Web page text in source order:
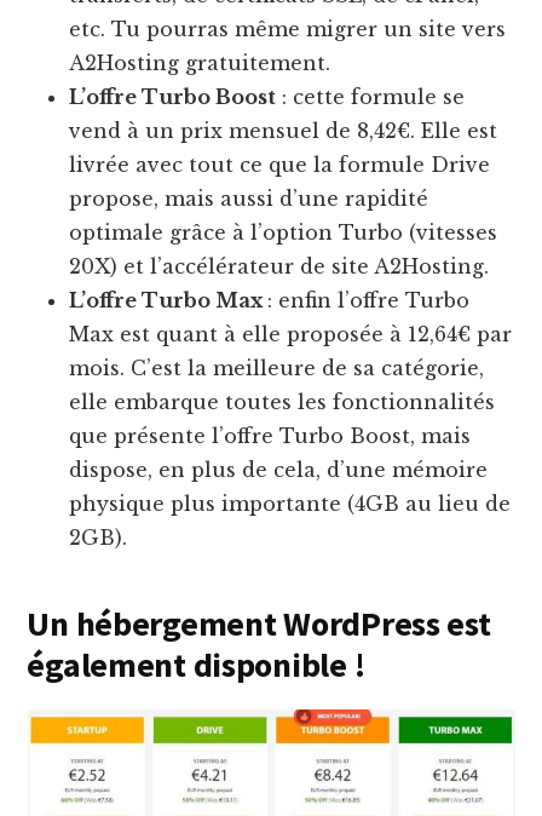
etc. Tu pourras même migrer un site vers
A2Hosting gratuitement.
L’offre Turbo Boost : cette formule se
vend à un prix mensuel de 8,42€. Elle est
livrée avec tout ce que la formule Drive
propose, mais aussi d’une rapidité
optimale grâce à l’option Turbo (vitesses
20X) et l’accélérateur de site A2Hosting.
L’offre Turbo Max : enfin l’offre Turbo
Max est quant à elle proposée à 12,64€ par
mois. C’est la meilleure de sa catégorie,
elle embarque toutes les fonctionnalités
que présente l’offre Turbo Boost, mais
dispose, en plus de cela, d’une mémoire
physique plus importante (4GB au lieu de
2GB).
Un hébergement WordPress est
également disponible !